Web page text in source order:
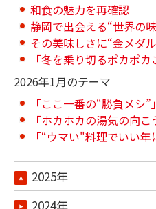
和食の魅力を再確認
静岡で出会える“世界の
その美味しさに“金メダ
「冬を乗り切るポカポカ
2026年1月のテーマ
「ここ一番の“勝負メシ”」
「ホカホカの湯気の向こ
「“ウマい"料理でいい年
2025年
2024年